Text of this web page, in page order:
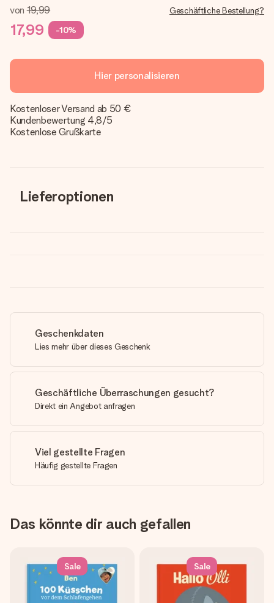
von 19,99
17,99 -10%
Geschäftliche Bestellung?
Hier personalisieren
Kostenloser Versand ab 50 €
Kundenbewertung 4,8/5
Kostenlose Grußkarte
Lieferoptionen
Geschenkdaten
Lies mehr über dieses Geschenk
Geschäftliche Überraschungen gesucht?
Direkt ein Angebot anfragen
Viel gestellte Fragen
Häufig gestellte Fragen
Das könnte dir auch gefallen
Sale Sale